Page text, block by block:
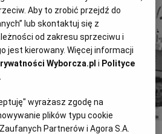
których szukasz.
Kup dostęp
lub
Aby to zrobić przejdź do
lub skontaktuj się z
od zakresu sprzeciwu i
jest kierowany. Więcej informacji
Wyborcza.pl i Polityce
wyrażasz zgodę na
plików typu cookie
Partnerów i Agora S.A.